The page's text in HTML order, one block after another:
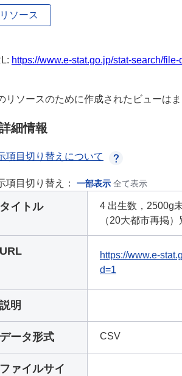
リソース
https://www.e-stat.go.jp/stat-search/
リソースのために作成されたビューは
細情報
項目切り替えについて
項目切り替え： 一部表示 全て表示
タイトル
4 出生数，2500g
（20大都市再掲
URL
https://www.e-
d=1
説明
データ形式 CSV
ファイルサイ